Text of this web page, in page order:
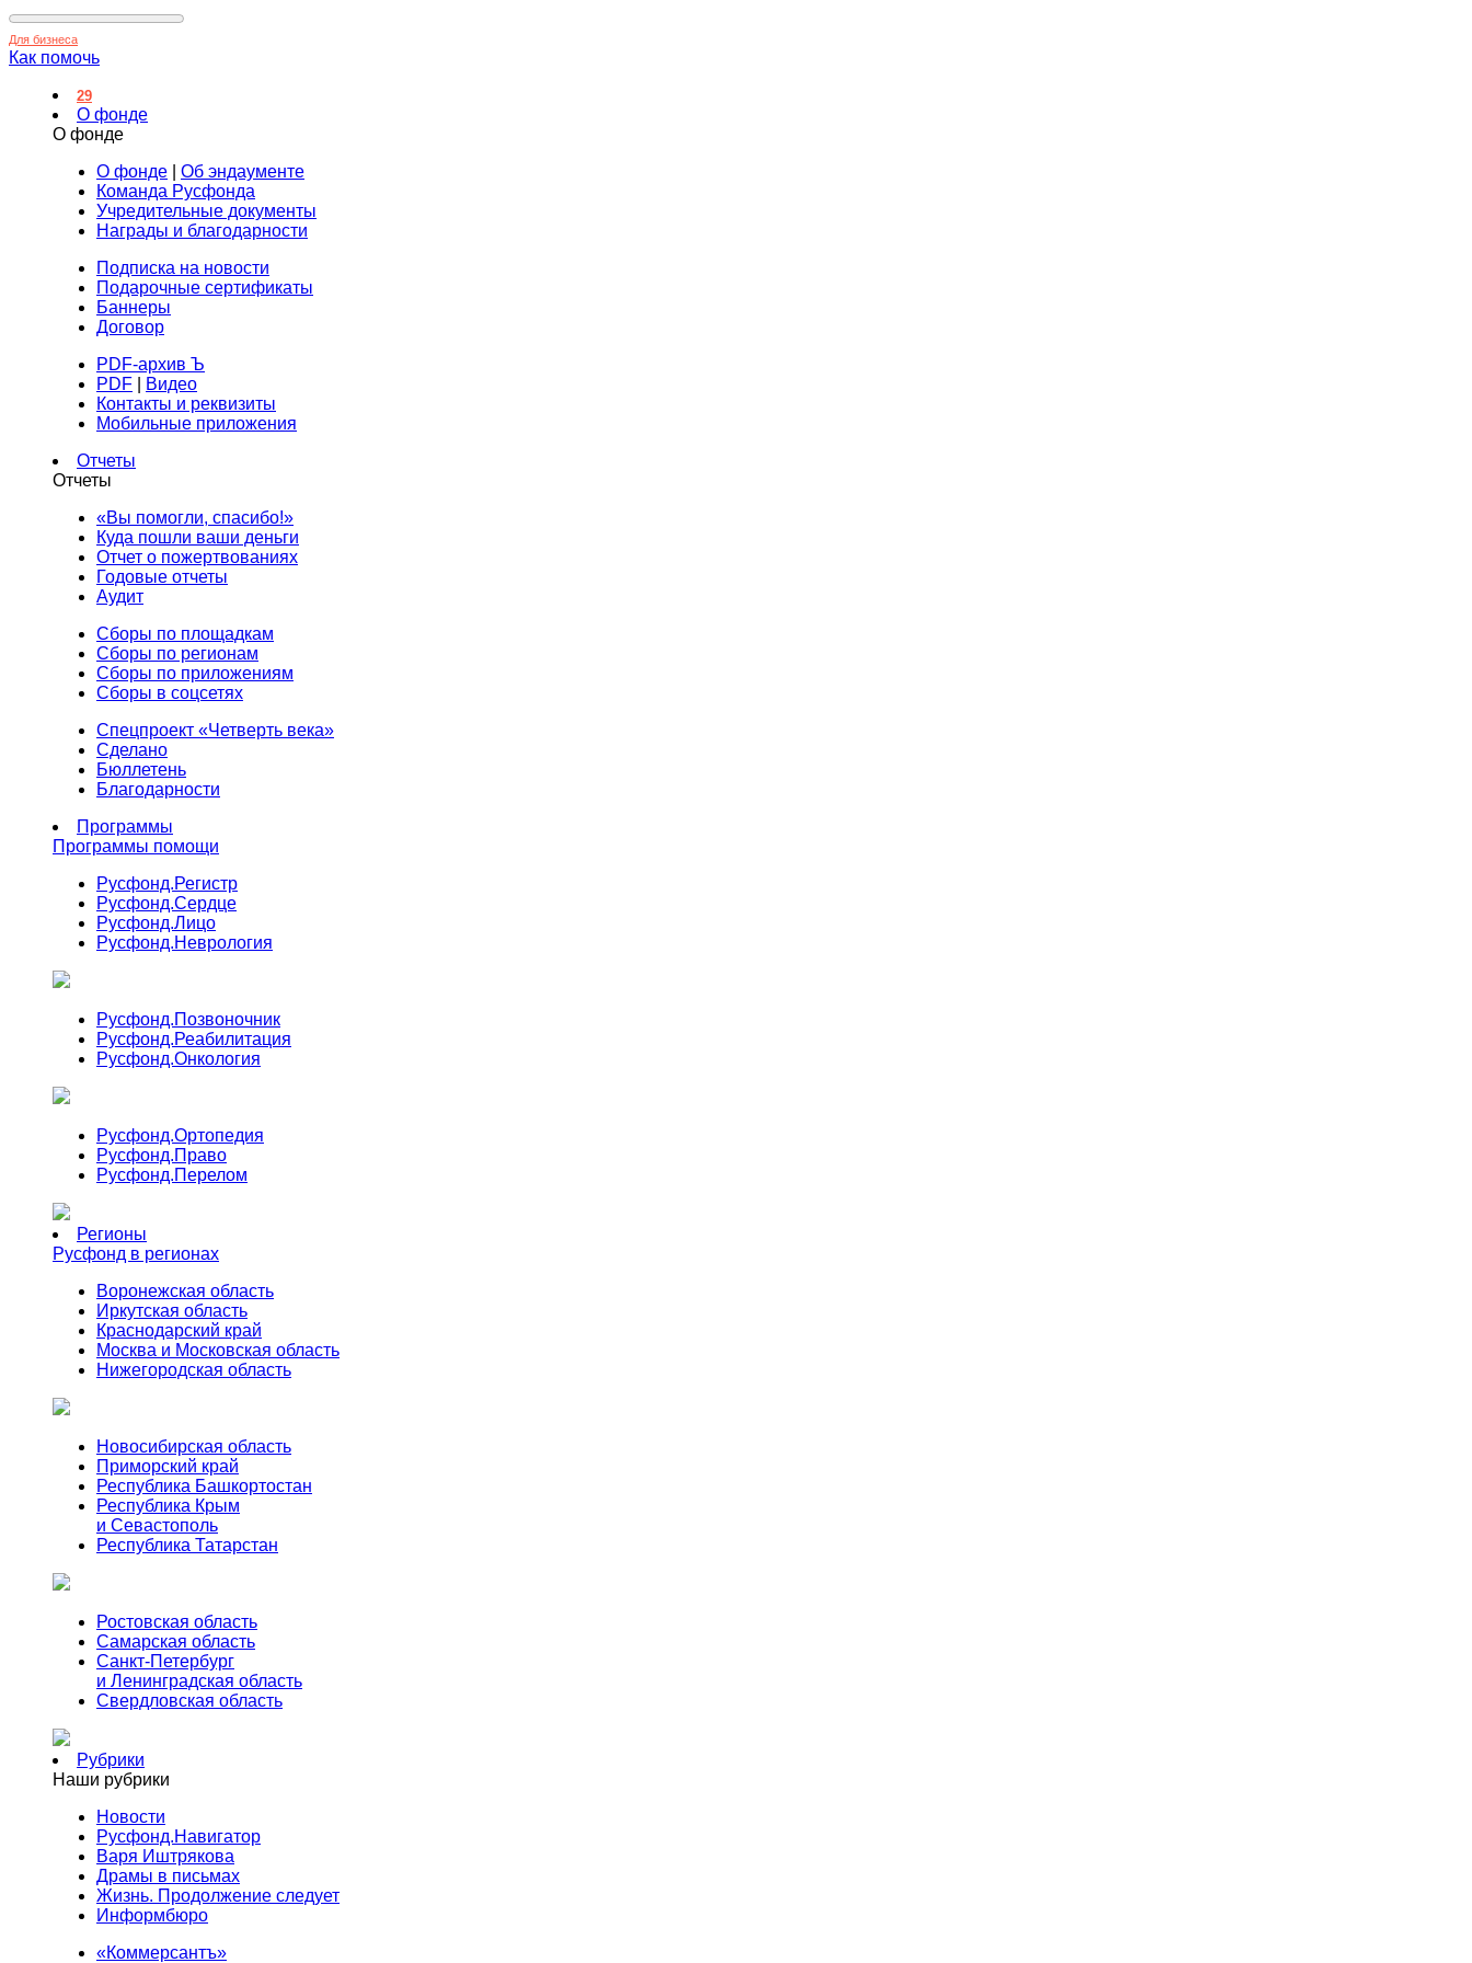
Для бизнеса
Как помочь
29
О фонде
О фонде
О фонде
Об эндаументе
Команда Русфонда
Учредительные документы
Награды и благодарности
Подписка на новости
Подарочные сертификаты
Баннеры
Договор
PDF-архив Ъ
PDF
Видео
Контакты и реквизиты
Мобильные приложения
Отчеты
Отчеты
«Вы помогли, спасибо!»
Куда пошли ваши деньги
Отчет о пожертвованиях
Годовые отчеты
Аудит
Сборы по площадкам
Сборы по регионам
Сборы по приложениям
Сборы в соцсетях
Спецпроект «Четверть века»
Сделано
Бюллетень
Благодарности
Программы
Программы помощи
Русфонд.Регистр
Русфонд.Сердце
Русфонд.Лицо
Русфонд.Неврология
Русфонд.Позвоночник
Русфонд.Реабилитация
Русфонд.Онкология
Русфонд.Ортопедия
Русфонд.Право
Русфонд.Перелом
Регионы
Русфонд в регионах
Воронежская область
Иркутская область
Краснодарский край
Москва и Московская область
Нижегородская область
Новосибирская область
Приморский край
Республика Башкортостан
Республика Крым
и Севастополь
Республика Татарстан
Ростовская область
Самарская область
Санкт-Петербург
и Ленинградская область
Свердловская область
Рубрики
Наши рубрики
Новости
Русфонд.Навигатор
Варя Иштрякова
Драмы в письмах
Жизнь. Продолжение следует
Информбюро
«Коммерсантъ»